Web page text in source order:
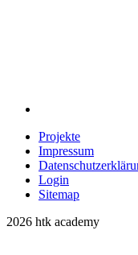
Projekte
Impressum
Login
Sitemap
2026 htk academy